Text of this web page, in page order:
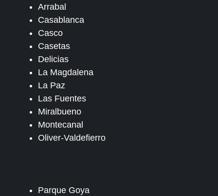
Arrabal
Casablanca
Casco
Casetas
Delicias
La Magdalena
La Paz
Las Fuentes
Miralbueno
Montecanal
Oliver-Valdefierro
Parque Goya